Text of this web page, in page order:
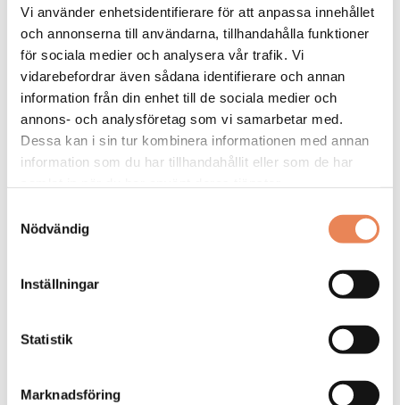
Vi använder enhetsidentifierare för att anpassa innehållet
och annonserna till användarna, tillhandahålla funktioner
för sociala medier och analysera vår trafik. Vi
vidarebefordrar även sådana identifierare och annan
information från din enhet till de sociala medier och
annons- och analysföretag som vi samarbetar med.
Dessa kan i sin tur kombinera informationen med annan
information som du har tillhandahållit eller som de har
Nödvändig
Inställningar
Statistik
Marknadsföring
DAGAR KVAR:
25
Arbetsgivare: Smådalarö Gård Hotell & Spa
Sista ansökningsdag: 2026-08-30